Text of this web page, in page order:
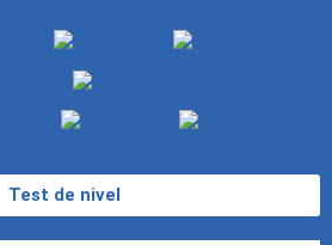
Test de nivel